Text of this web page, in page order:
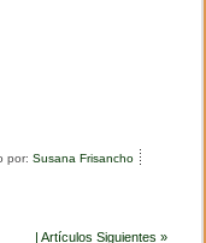
por:Susana Frisancho
| Artículos Siguientes »